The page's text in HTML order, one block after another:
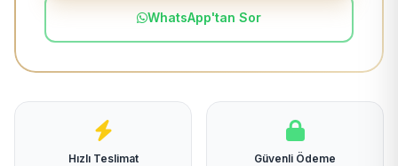
WhatsApp'tan Sor
Hızlı Teslimat
Güvenli Ödeme